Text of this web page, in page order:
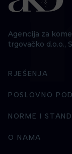
Agencija za
trgovačko d.o.o.,
RJEŠENJA
POSLOVNO
NORME I
O NAMA